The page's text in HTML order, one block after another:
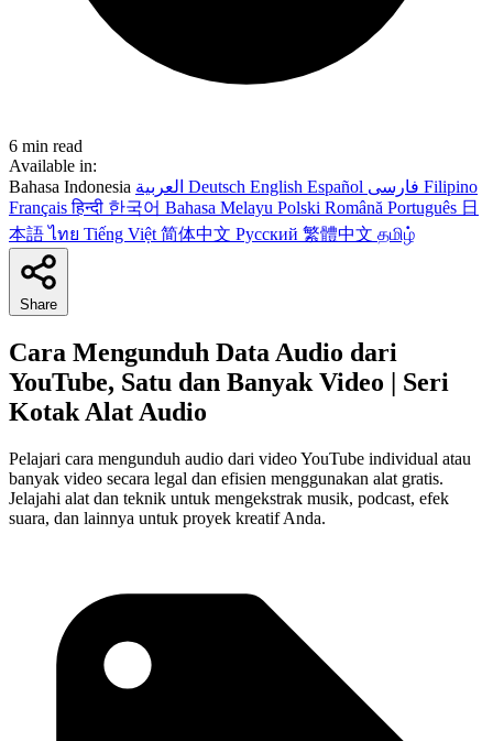
6 min read
Available in:
Bahasa Indonesia
Deutsch English Español
Filipino
Françaisहिन्दी 한국어 Bahasa Melayu Polski Română Português 日
本語ไทย Tiếng Việt 简体中文 Русский 繁體中文 தமிழ்
Share
Cara Mengunduh Data Audio dari
YouTube, Satu dan Banyak Video | Seri
Kotak Alat Audio
Pelajari cara mengunduh audio dari video YouTube individual atau
banyak video secara legal dan efisien menggunakan alat gratis.
Jelajahi alat dan teknik untuk mengekstrak musik, podcast, efek
suara, dan lainnya untuk proyek kreatif Anda.